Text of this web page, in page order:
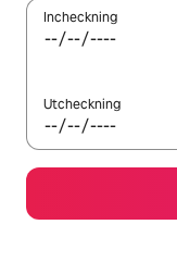
Incheckning
Utcheckning